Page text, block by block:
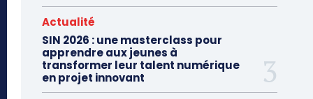
Actualité
SIN 2026 : une masterclass pour
apprendre aux jeunes à
transformer leur talent numérique
en projet innovant